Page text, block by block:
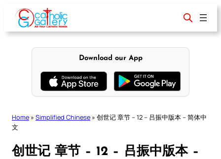
content
Download our App
Home » Simplified Chinese » 创世记 章节 – 12 – 吕振中版本 – 简体中
文
创世记 章节 – 12 – 吕振中版本 –